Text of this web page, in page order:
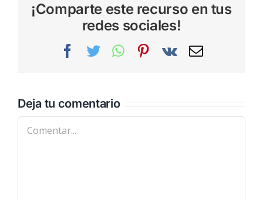
¡Comparte este recurso en tus
redes sociales!
Facebook
TwitterWhatsAppPinterest
Vk
Correo
Deja tu comentario
Comentar